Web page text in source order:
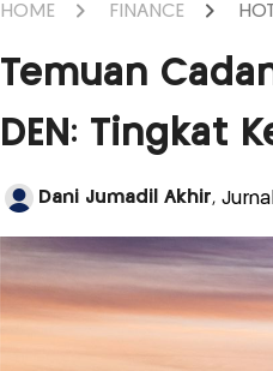
HOME FINANCE
Temuan
DEN: Tingkat
Dani Jumadil Akhir,